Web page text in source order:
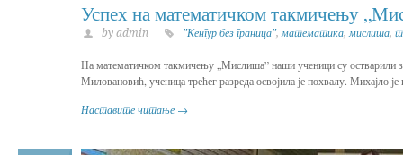
Успех на математичком такмичењу
by admin "Кенгур без граница",математика,мислиша,
На математичком такмичењу „Мислиша” наши ученици су остварили
Миловановић, ученица трећег разреда освојила је похвалу. Михајло
Наставите читање →